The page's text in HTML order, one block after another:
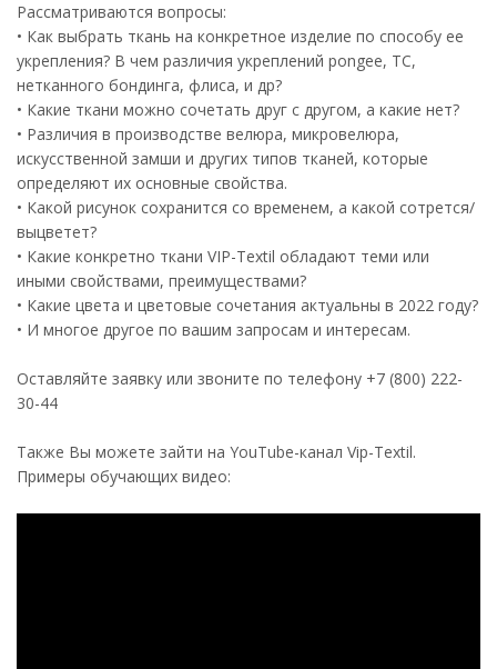
Рассматриваются вопросы:
• Как выбрать ткань на конкретное изделие по способу ее
укрепления? В чем различия укреплений pongee, TC,
нетканного бондинга, флиса, и др?
• Какие ткани можно сочетать друг с другом, а какие нет?
• Различия в производстве велюра, микровелюра,
искусственной замши и других типов тканей, которые
определяют их основные свойства.
• Какой рисунок сохранится со временем, а какой сотрется/
выцветет?
• Какие конкретно ткани VIP-Textil обладают теми или
иными свойствами, преимуществами?
• Какие цвета и цветовые сочетания актуальны в 2022 году?
• И многое другое по вашим запросам и интересам.
Оставляйте заявку или звоните по телефону +7 (800) 222-
30-44
Также Вы можете зайти на YouTube-канал Vip-Textil.
Примеры обучающих видео: